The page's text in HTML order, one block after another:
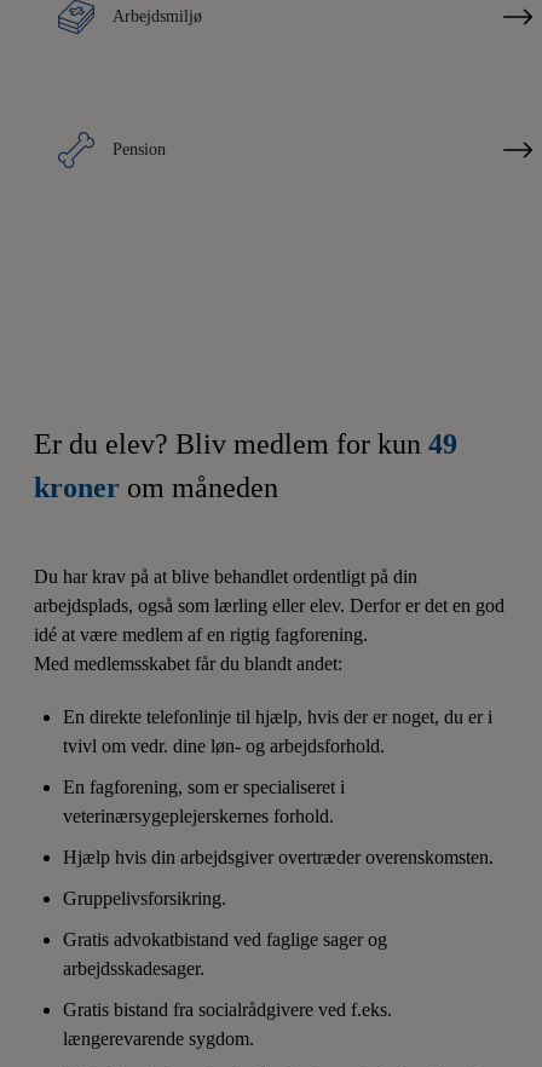
Arbejdsmiljø
Pension
Er du elev? Bliv medlem for kun 49
kroner om måneden
Du har krav på at blive behandlet ordentligt på din
arbejdsplads, også som lærling eller elev. Derfor er det en god
idé at være medlem af en rigtig fagforening.
Med medlemsskabet får du blandt andet:
En direkte telefonlinje til hjælp, hvis der er noget, du er i
tvivl om vedr. dine løn- og arbejdsforhold.
En fagforening, som er specialiseret i
veterinærsygeplejerskernes forhold.
Hjælp hvis din arbejdsgiver overtræder overenskomsten.
Gruppelivsforsikring.
Gratis advokatbistand ved faglige sager og
arbejdsskadesager.
Gratis bistand fra socialrådgivere ved f.eks.
længerevarende sygdom.